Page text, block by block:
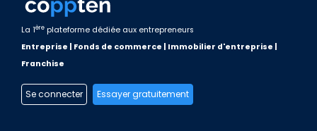
La 1ère plateforme dédiée aux entrepreneurs
Entreprise | Fonds de commerce | Immobilier d'entreprise |
Franchise
Se connecter Essayer gratuitement